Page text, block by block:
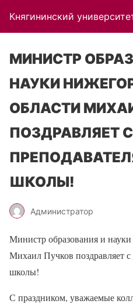
Княгининский
МИНИСТР
НАУКИ
ОБЛАСТИ
ПОЗДРАВЛЯЕТ
ШКОЛЫ!
Администратор
Министр образования и
Михаил Пучков поздравляет
школы!
С праздником, уважаемые